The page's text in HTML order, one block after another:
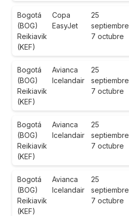
Bogotá
(BOG)
Reikiavik
(KEF)
Copa
EasyJet
25
septiembre
7 octubre
Bogotá
(BOG)
Reikiavik
(KEF)
Avianca
Icelandair
25
septiembre
7 octubre
Bogotá
(BOG)
Reikiavik
(KEF)
Avianca
Icelandair
25
septiembre
7 octubre
Bogotá
(BOG)
Reikiavik
(KEF)
Avianca
Icelandair
25
septiembre
7 octubre